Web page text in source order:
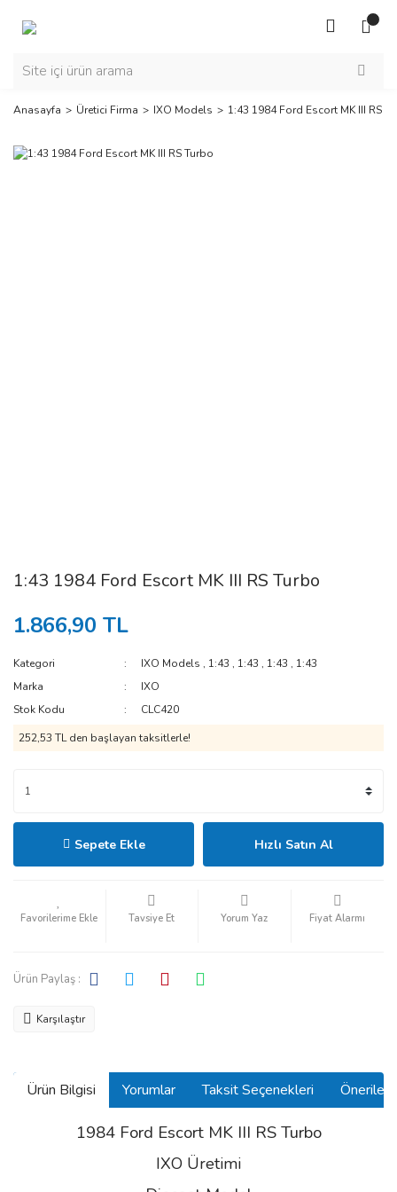
Anasayfa Üretici Firma IXO Models 1:43 1984 Ford Escort MK III RS
1:43 1984 Ford Escort MK III RS Turbo
1.866,90 TL
Kategori IXO Models , 1:43 , 1:43 , 1:43 , 1:43
Marka
IXO
Stok Kodu
CLC420
252,53 TL den başlayan taksitlerle!
Sepete Ekle Hızlı Satın Al
Tavsiye Et Yorum Yaz Fiyat Alarmı
Ürün Paylaş :
Karşılaştır
Ürün Bilgisi Yorumlar Taksit Seçenekleri
1984 Ford Escort MK III RS Turbo
IXO Üretimi